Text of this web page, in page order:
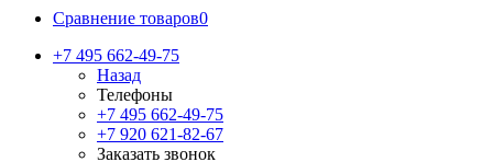
Сравнение товаров0
+7 495 662-49-75
Назад
Телефоны
+7 495 662-49-75
+7 920 621-82-67
Заказать звонок